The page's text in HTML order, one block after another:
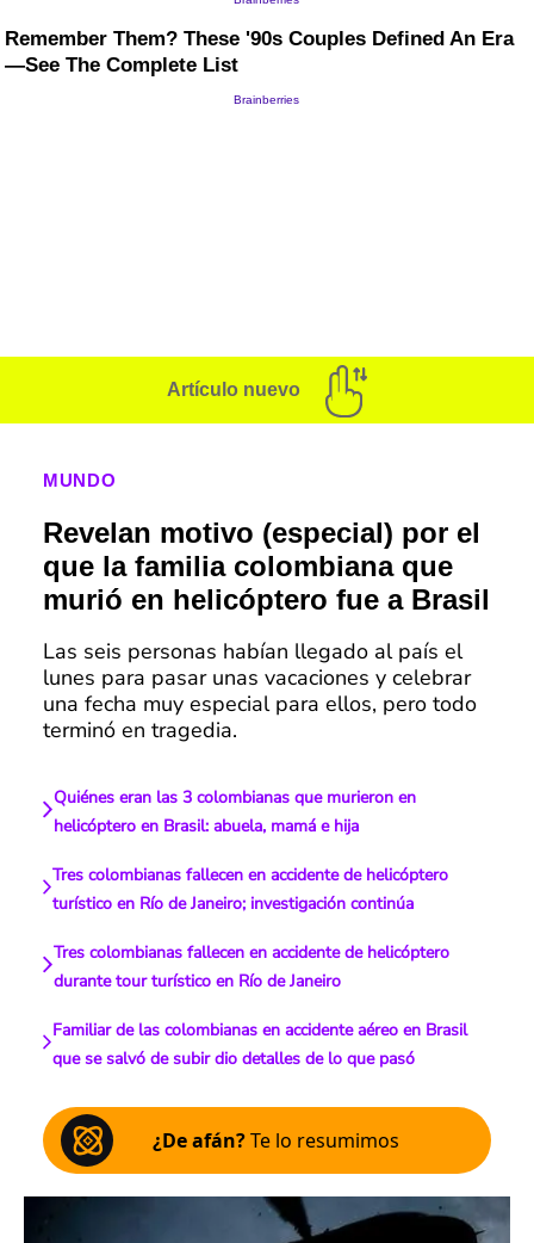
Artículo nuevo
MUNDO
Revelan motivo (especial) por el
que la familia colombiana que
murió en helicóptero fue a Brasil
Las seis personas habían llegado al país el
lunes para pasar unas vacaciones y celebrar
una fecha muy especial para ellos, pero todo
terminó en tragedia.
Quiénes eran las 3 colombianas que murieron en
helicóptero en Brasil: abuela, mamá e hija
Tres colombianas fallecen en accidente de helicóptero
turístico en Río de Janeiro; investigación continúa
Tres colombianas fallecen en accidente de helicóptero
durante tour turístico en Río de Janeiro
Familiar de las colombianas en accidente aéreo en Brasil
que se salvó de subir dio detalles de lo que pasó
¿De afán?Te lo resumimos